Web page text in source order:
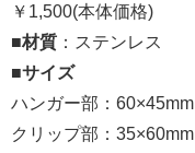
￥1,500(本体価格)
■材質 ：ステンレス
■サイズ
ハンガー部：60×45mm
クリップ部：35×60mm